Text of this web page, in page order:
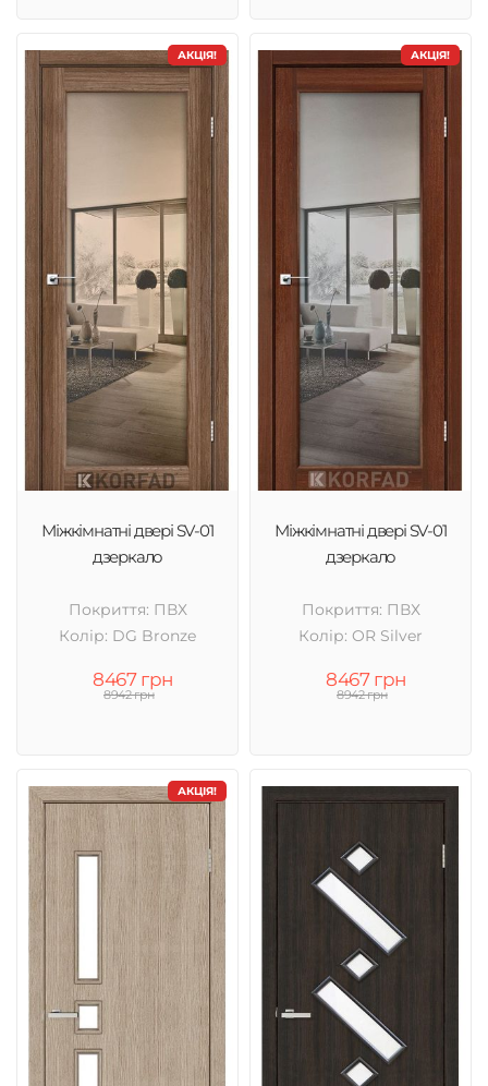
АКЦІЯ!
Міжкімнатні двері SV-01
дзеркало
Покриття: ПВХ
Колір: DG Bronze
8467 грн
8942 грн
АКЦІЯ!
Міжкімнатні двері SV-01
дзеркало
Покриття: ПВХ
Колір: OR Silver
8467 грн
8942 грн
АКЦІЯ!